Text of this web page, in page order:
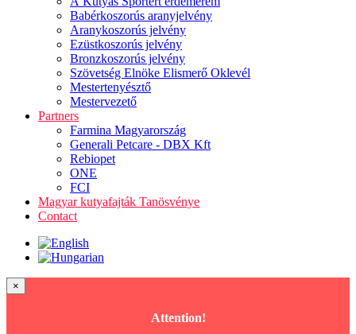
Babérkoszorús aranyjelvény
Aranykoszorús jelvény
Ezüstkoszorús jelvény
Bronzkoszorús jelvény
Szövetség Elnöke Elismerő Oklevél
Mestertenyésztő
Mestervezető
Partners
Farmina Magyarország
Generali Petcare - DBX Kft
Rebiopet
ONE
FCI
Magyar kutyafajták Tanösvénye
Contact
×
Attention!